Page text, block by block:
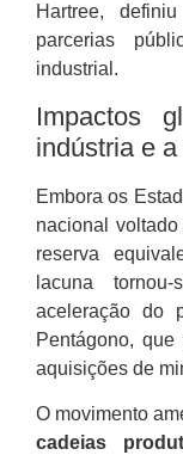
Hartree,
parcerias
industrial.
Impactos
indústria e
Embora os
nacional
reserva
lacuna
aceleração do
Pentágono,
aquisições de
O movimento
cadeias